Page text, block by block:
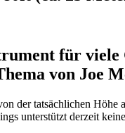
für
von Joe
der tatsächlichen
unterstützt derzeit